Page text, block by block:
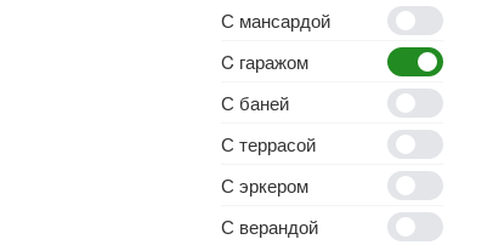
С мансардой
C гаражом
С баней
С террасой
С эркером
С верандой